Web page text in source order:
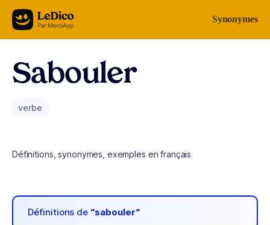
Aller au contenu Synonymes
Sabouler
verbe
Définitions, synonymes, exemples en français
Définitions de “sabouler“